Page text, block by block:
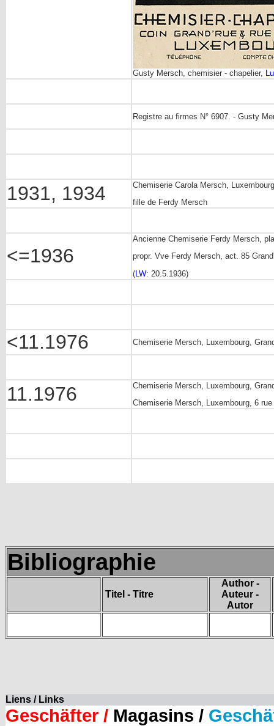
Gusty Mersch, chemisier - chapelier,
Registre au firmes N° 6907. - Gusty
1931, 1934
Chemiserie Carola Mersch,
fille de Ferdy Mersch
<=1936
Ancienne Chemiserie Ferdy Mersch,
propr. Vve Ferdy Mersch, act. 85
(LW: 20.5.1936)
<11.1976 Chemiserie Mersch, Luxembourg,
11.1976
Chemiserie Mersch, Luxembourg,
Chemiserie Mersch, Luxembourg, 6
Bibliographie
Titel - Titre
Author -
Auteur -
Autor
Liens / Links
Geschäfter / Magasins /